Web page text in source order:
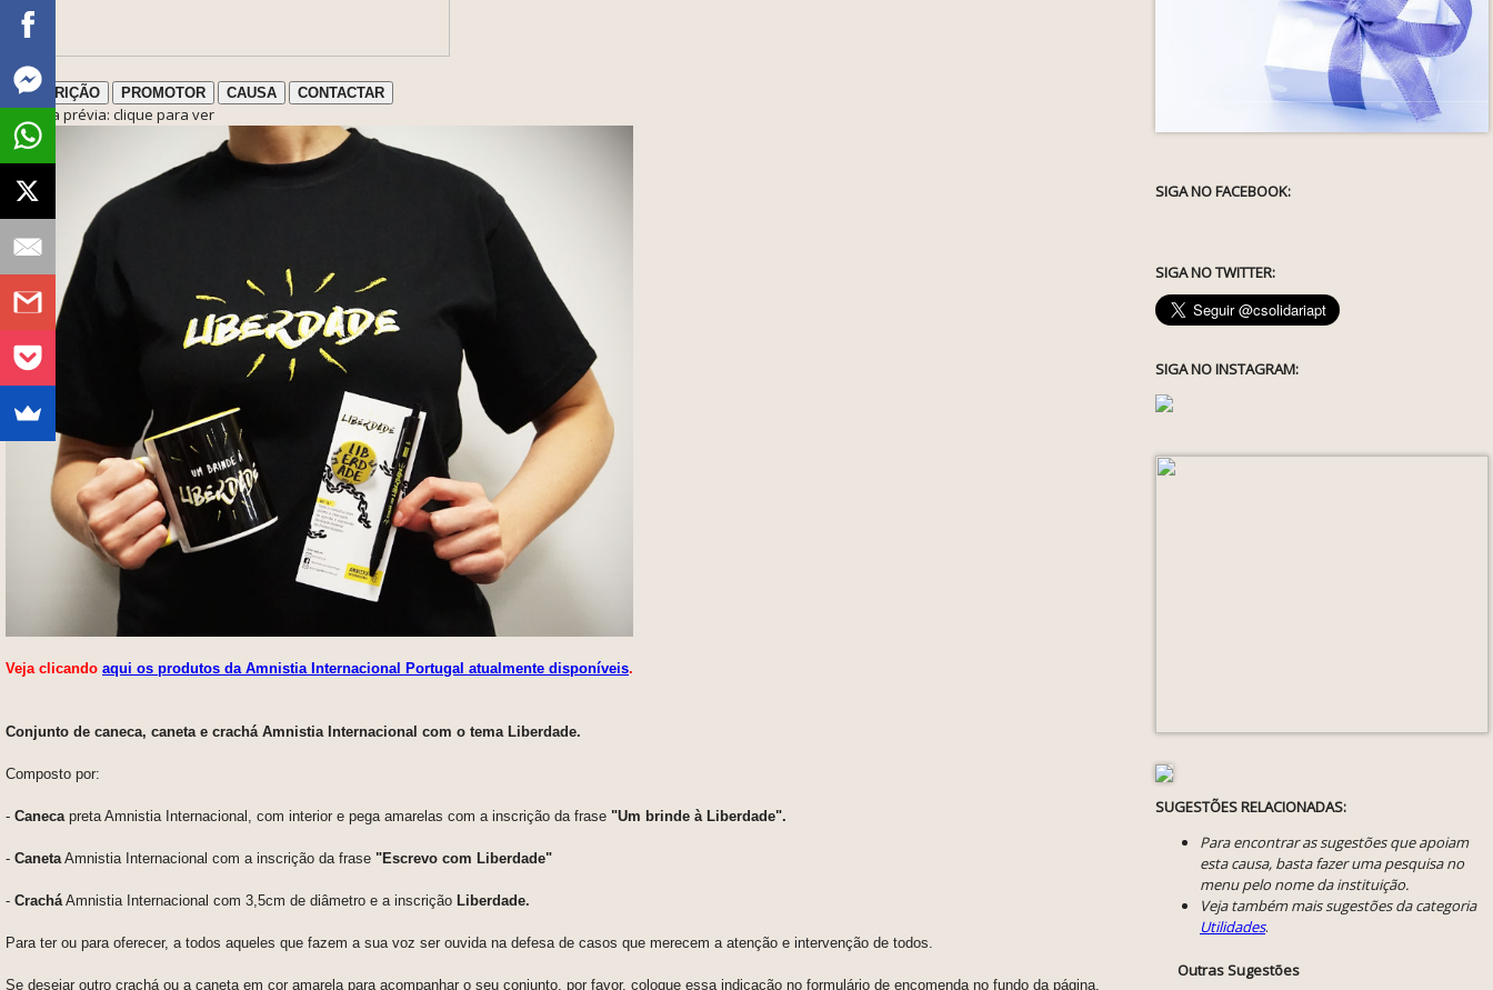
DESCRIÇÃO PROMOTOR CAUSA CONTACTAR
ℹ️ Nota prévia: clique para ver
Veja clicando aqui os produtos da Amnistia Internacional Portugal atualmente disponíveis.
Conjunto de caneca, caneta e crachá Amnistia Internacional com o tema Liberdade.
Composto por:
- Canecapreta Amnistia Internacional, com interior e pega amarelas com a inscrição da frase "Um brinde à Liberdade".
- CanetaAmnistia Internacional com a inscrição da frase "Escrevo com Liberdade"
- CracháAmnistia Internacional com 3,5cm de diâmetro e a inscrição Liberdade.
Para ter ou para oferecer, a todos aqueles que fazem a sua voz ser ouvida na defesa de casos que merecem a atenção e intervenção de todos.
Se desejar outro crachá ou a caneta em cor amarela para acompanhar o seu conjunto, por favor, coloque essa indicação no formulário de encomenda no fundo da página.
SIGA NO FACEBOOK:
SIGA NO TWITTER:
SIGA NO INSTAGRAM:
SUGESTÕES RELACIONADAS:
Para encontrar as sugestões que apoiam
esta causa, basta fazer uma pesquisa no
menu pelo nome da instituição.
Veja também mais sugestões da categoria
Utilidades.
Outras Sugestões